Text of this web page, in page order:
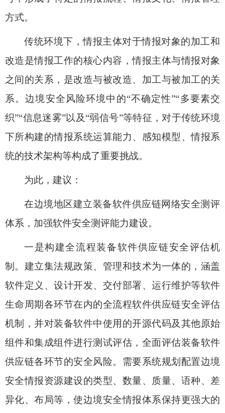
方式。
传统环境下，情报主体对于情报对象的加工和
改造是情报工作的核心内容，情报主体与情报对象
之间的关系，是改造与被改造、加工与被加工的关
系。边境安全风险环境中的“不确定性”“多要素交
织”“信息迷雾”以及“弱信号”等特征，对于传统环境
下所构建的情报系统运算能力、感知模型、情报系
统的技术架构等构成了重要挑战。
为此，建议：
在边境地区建立装备软件供应链网络安全测评
体系，加强软件安全测评能力建设。
一是构建全流程装备软件供应链安全评估机
制。 建立集法规政策、管理和技术为一体的，涵盖
软件定义、设计开发、交付部署、运行维护等软件
生命周期各环节在内的全流程软件供应链安全评估
机制，并对装备软件中使用的开源代码及其他原始
组件和集成组件进行测试评估，全面评估装备软件
供应链各环节的安全风险。需要系统规划配置边境
安全情报资源建设的类型、数量、质量、语种、差
异化、布局等，使边境安全情报体系保持更强大的